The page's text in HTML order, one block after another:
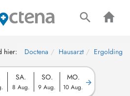
hier: Doctena Hausarzt Ergolding
SA.
8 Aug.
SO.
9 Aug.
MO.
10 Aug.